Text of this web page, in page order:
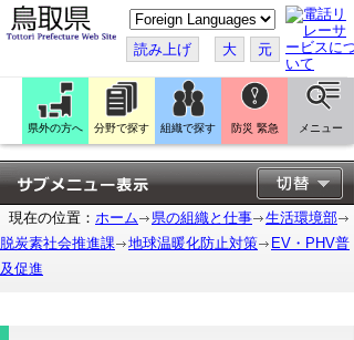
こ
の
ペ
ー
ジ
翻
訳
す
る
読み上げ 大 元
県外の方へ 分野で探す 組織で探す 防災 緊急 メニュー
現在の位置： ホーム 県の組織と仕事
生活環境部
脱炭素社会推進課
地球温暖化防止対策
EV・PHV普
及促進